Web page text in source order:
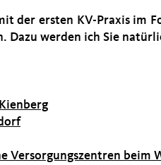
der ersten KV-Praxis im
Dazu werden ich Sie
Versorgungszentren beim